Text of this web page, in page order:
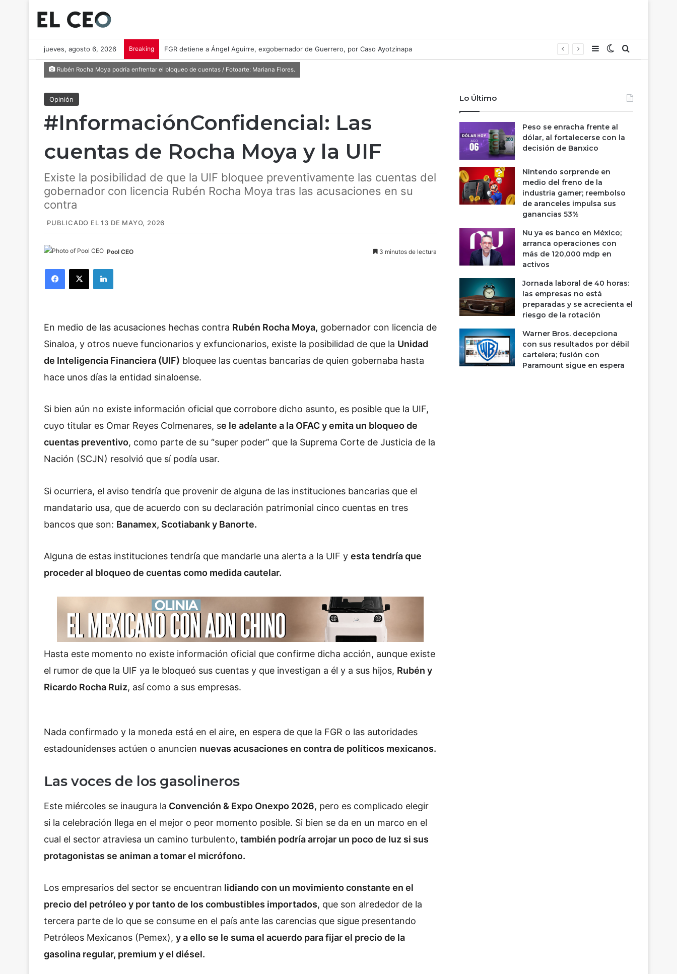
jueves, agosto 6, 2026 Breaking FGR detiene a Ángel Aguirre, exgobernador de Guerrero, por Caso Ayotzinapa Barra lateral
Switch skin
Buscar
Rubén Rocha Moya podría enfrentar el bloqueo de cuentas / Fotoarte: Mariana Flores.
Opinión
#InformaciónConfidencial: Las
cuentas de Rocha Moya y la UIF
Existe la posibilidad de que la UIF bloquee preventivamente las cuentas del
gobernador con licencia Rubén Rocha Moya tras las acusaciones en su
contra
PUBLICADO EL 13 DE MAYO, 2026
Pool CEO 3 minutos de lectura
En medio de las acusaciones hechas contra Rubén Rocha Moya, gobernador con licencia de
Sinaloa, y otros nueve funcionarios y exfuncionarios, existe la posibilidad de que la Unidad
de Inteligencia Financiera (UIF) bloquee las cuentas bancarias de quien gobernaba hasta
hace unos días la entidad sinaloense.
Si bien aún no existe información oficial que corrobore dicho asunto, es posible que la UIF,
cuyo titular es Omar Reyes Colmenares, se le adelante a la OFAC y emita un bloqueo de
cuentas preventivo, como parte de su “super poder” que la Suprema Corte de Justicia de la
Nación (SCJN) resolvió que sí podía usar.
Si ocurriera, el aviso tendría que provenir de alguna de las instituciones bancarias que el
mandatario usa, que de acuerdo con su declaración patrimonial cinco cuentas en tres
bancos que son: Banamex, Scotiabank y Banorte.
Alguna de estas instituciones tendría que mandarle una alerta a la UIF y esta tendría que
proceder al bloqueo de cuentas como medida cautelar.
Hasta este momento no existe información oficial que confirme dicha acción, aunque existe
el rumor de que la UIF ya le bloqueó sus cuentas y que investigan a él y a sus hijos, Rubén y
Ricardo Rocha Ruiz, así como a sus empresas.
Nada confirmado y la moneda está en el aire, en espera de que la FGR o las autoridades
estadounidenses actúen o anuncien nuevas acusaciones en contra de políticos mexicanos.
Las voces de los gasolineros
Este miércoles se inaugura la Convención & Expo Onexpo 2026, pero es complicado elegir
si la celebración llega en el mejor o peor momento posible. Si bien se da en un marco en el
cual el sector atraviesa un camino turbulento, también podría arrojar un poco de luz si sus
protagonistas se animan a tomar el micrófono.
Los empresarios del sector se encuentran lidiando con un movimiento constante en el
precio del petróleo y por tanto de los combustibles importados, que son alrededor de la
tercera parte de lo que se consume en el país ante las carencias que sigue presentando
Petróleos Mexicanos (Pemex), y a ello se le suma el acuerdo para fijar el precio de la
gasolina regular, premium y el diésel.
Lo Último
Peso se enracha frente al
dólar, al fortalecerse con la
decisión de Banxico
Nintendo sorprende en
medio del freno de la
industria gamer; reembolso
de aranceles impulsa sus
ganancias 53%
Nu ya es banco en México;
arranca operaciones con
más de 120,000 mdp en
activos
Jornada laboral de 40 horas:
las empresas no está
preparadas y se acrecienta el
riesgo de la rotación
Warner Bros. decepciona
con sus resultados por débil
cartelera; fusión con
Paramount sigue en espera